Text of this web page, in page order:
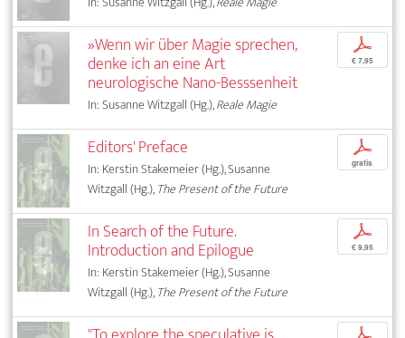
»Wenn wir über Magie sprechen,
denke ich an eine Art
neurologische Nano-Besssenheit
In: Susanne Witzgall (Hg.),Reale Magie
p
€ 7,95
Editors' Preface
In: Kerstin Stakemeier (Hg.), Susanne
Witzgall (Hg.),The Present of the Future
p
gratis
In Search of the Future.
Introduction and Epilogue
In: Kerstin Stakemeier (Hg.), Susanne
Witzgall (Hg.),The Present of the Future
p
€ 9,95